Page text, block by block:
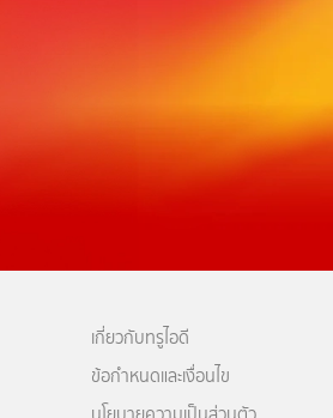
เกี่ยวกับทรูไอดี
ข้อกำหนดและเงื่อนไข